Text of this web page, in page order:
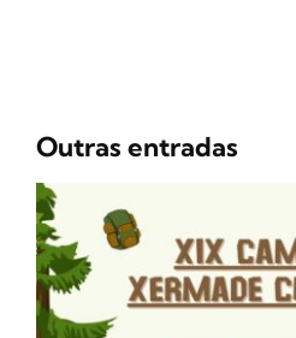
Outras entradas